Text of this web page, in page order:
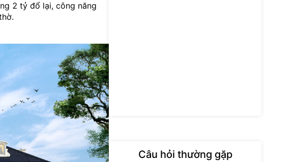
2 tỷ đổ lại, công năng
Câu hỏi thường gặp